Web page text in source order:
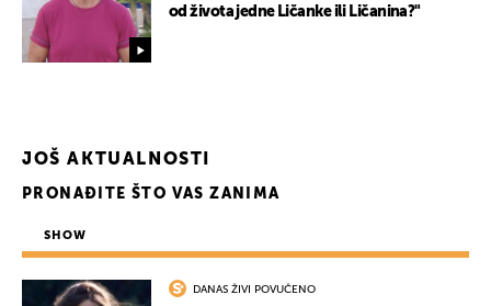
od života jedne Ličanke ili Ličanina?"
JOŠ AKTUALNOSTI
PRONAĐITE ŠTO VAS ZANIMA
SHOW
DANAS ŽIVI POVUČENO